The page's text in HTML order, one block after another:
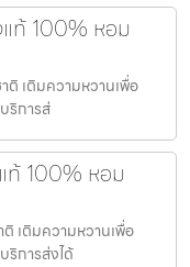
ท้ 100% หอม
เติมความหวานเพื่อ
ริการส่
ท้ 100% หอม
เติมความหวานเพื่อ
ริการส่งได้